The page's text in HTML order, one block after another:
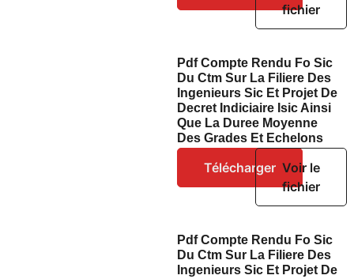
fichier
Pdf Compte Rendu Fo Sic
Du Ctm Sur La Filiere Des
Ingenieurs Sic Et Projet De
Decret Indiciaire Isic Ainsi
Que La Duree Moyenne
Des Grades Et Echelons
Télécharger Voir le
fichier
Pdf Compte Rendu Fo Sic
Du Ctm Sur La Filiere Des
Ingenieurs Sic Et Projet De